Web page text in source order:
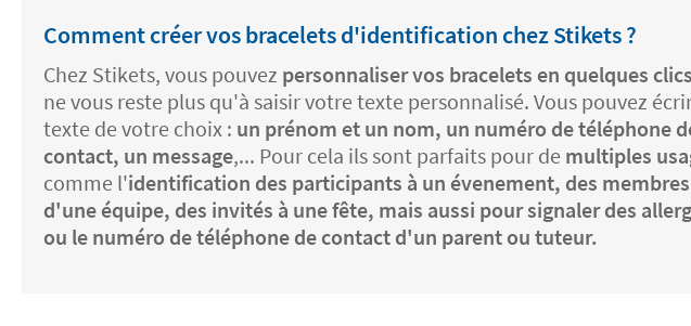
Comment créer vos bracelets d'identification chez Stikets ?
Chez Stikets, vous pouvez personnaliser vos bracelets en quelques clics
ne vous reste plus qu'à saisir votre texte personnalisé. Vous pouvez
texte de votre choix : un prénom et un nom, un numéro de téléphone
contact, un message,... Pour cela ils sont parfaits pour de multiples
comme l'identification des participants à un évenement, des membres
d'une équipe, des invités à une fête, mais aussi pour signaler des
ou le numéro de téléphone de contact d'un parent ou tuteur.